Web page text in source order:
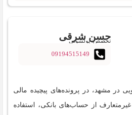
حسن شرقی
تخصص: پولشویی
09194515149
در مشهد، در پرونده‌های پیچیده مالی
از حساب‌های بانکی، استفاده